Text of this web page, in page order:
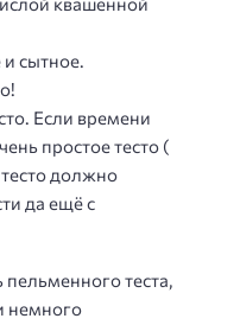
сытное.
Если времени
простое тесто (
должно
да ещё с
теста,
немного